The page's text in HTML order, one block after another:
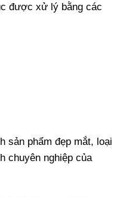
được xử lý bằng các
sản phẩm đẹp mắt, loại
chuyên nghiệp của